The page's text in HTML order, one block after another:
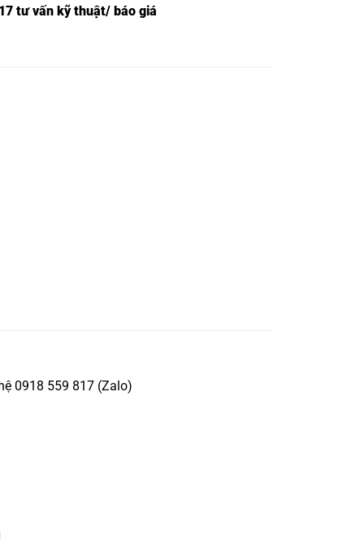
tư vấn kỹ thuật/ báo giá
0918 559 817 (Zalo)